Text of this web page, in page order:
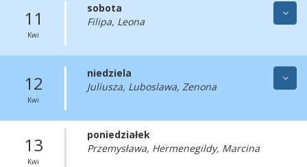
11
Kwi
sobota
Filipa, Leona
12
Kwi
niedziela
Juliusza, Luboslawa, Zenona
13
Kwi
poniedziałek
Przemysława, Hermenegildy, Marcina